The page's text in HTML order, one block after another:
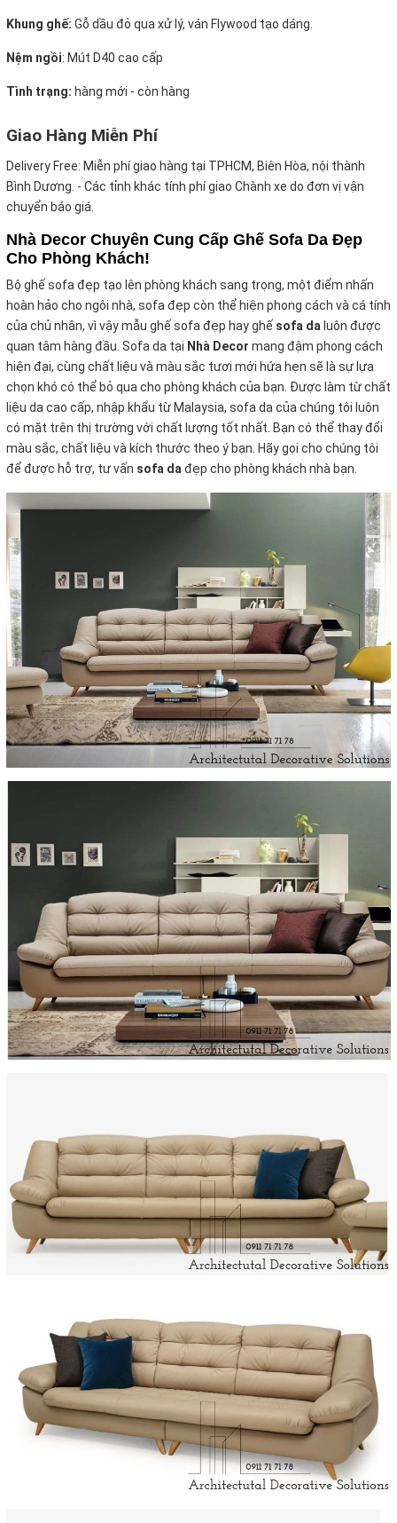
Khung ghế: Gỗ dầu đỏ qua xử lý, ván Flywood tạo dáng.
Nệm ngồi: Mút D40 cao cấp
Tình trạng: hàng mới - còn hàng
Giao Hàng Miễn Phí
Delivery Free: Miễn phí giao hàng tại TPHCM, Biên Hòa, nội thành
Bình Dương. - Các tỉnh khác tính phí giao Chành xe do đơn vị vận
chuyển báo giá.
Nhà Decor Chuyên Cung Cấp Ghế Sofa Da Đẹp
Cho Phòng Khách!
Bộ ghế sofa đẹp tạo lên phòng khách sang trọng, một điểm nhấn
hoàn hảo cho ngôi nhà, sofa đẹp còn thể hiện phong cách và cá tính
của chủ nhân, vì vậy mẫu ghế sofa đẹp hay ghế sofa da luôn được
quan tâm hàng đầu. Sofa da tại Nhà Decor mang đậm phong cách
hiện đại, cùng chất liệu và màu sắc tươi mới hứa hẹn sẽ là sự lựa
chọn khó có thể bỏ qua cho phòng khách của bạn. Được làm từ chất
liệu da cao cấp, nhập khẩu từ Malaysia, sofa da của chúng tôi luôn
có mặt trên thị trường với chất lượng tốt nhất. Bạn có thể thay đổi
màu sắc, chất liệu và kích thước theo ý bạn. Hãy gọi cho chúng tôi
để được hỗ trợ, tư vấn sofa dađẹp cho phòng khách nhà bạn.